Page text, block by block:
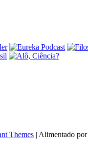
Themes | Alimentado por